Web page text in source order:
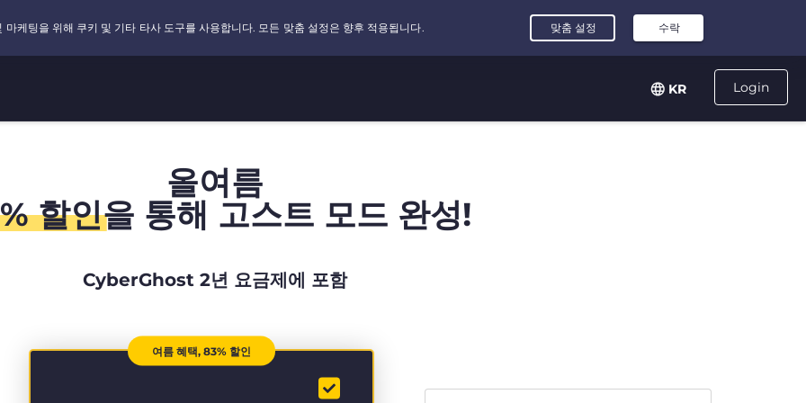
Login
KR
올여름
할인을 통해 고스트 모드 완성!
CyberGhost 2년 요금제에 포함
여름 혜택, 83% 할인